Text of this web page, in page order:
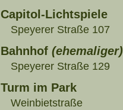
Capitol-Lichtspiele
Speyerer Straße 107
Bahnhof (ehemaliger)
Speyerer Straße 129
Turm im Park
Weinbietstraße